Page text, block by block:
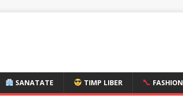
SANATATE TIMP LIBER FASHION